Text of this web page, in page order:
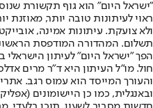
"ישראל היום" הוא גוף תקשורת
ראוי לעיתונות טובה יותר, מאוזנת
ולא צועקת. עיתונות אמינה,
הפך "ישראל היום" לעיתון
חול. מו"ל העיתון היא ד"ר מרים
והעורך המייסד הוא עמוס רגב.